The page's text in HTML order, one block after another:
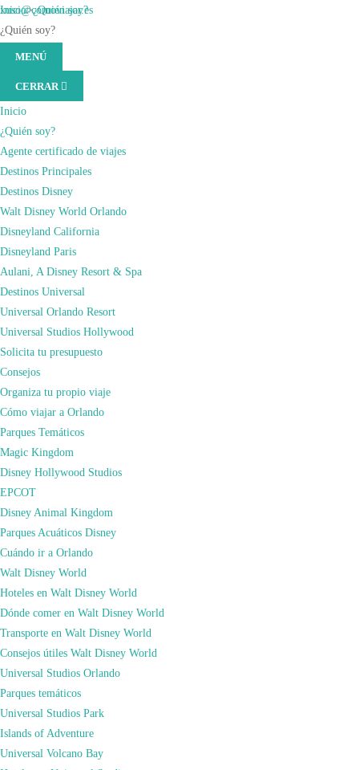
Saltar
al
contenido
tecla
Intro)
xuso@comoviajar.es
MENÚ
CERRAR
Inicio
¿Quién soy?
Agente certificado de viajes
Destinos Principales
Destinos Disney
Walt Disney World Orlando
Disneyland California
Disneyland Paris
Aulani, A Disney Resort & Spa
Destinos Universal
Universal Orlando Resort
Universal Studios Hollywood
Solicita tu presupuesto
Consejos
Organiza tu propio viaje
Cómo viajar a Orlando
Parques Temáticos
Magic Kingdom
Disney Hollywood Studios
EPCOT
Disney Animal Kingdom
Parques Acuáticos Disney
Cuándo ir a Orlando
Walt Disney World
Hoteles en Walt Disney World
Dónde comer en Walt Disney World
Transporte en Walt Disney World
Consejos útiles Walt Disney World
Universal Studios Orlando
Parques temáticos
Universal Studios Park
Islands of Adventure
Universal Volcano Bay
Inicio>¿Quién soy?
¿Quién soy?
Pues voy a empezar respondiendo a la pregunta del título. ¿Quién soy?, Soy
Xuso, el creador de «
Agente de Viajes Certificado a Disney y Universal a través de la agencia
“Magic Forever Vacations”. Tras varios años viajando y obteniendo lo títulos
que le acreditan como tal, Xuso ya puede organizar todos los viajes que estén
al alcance de tu imaginación..